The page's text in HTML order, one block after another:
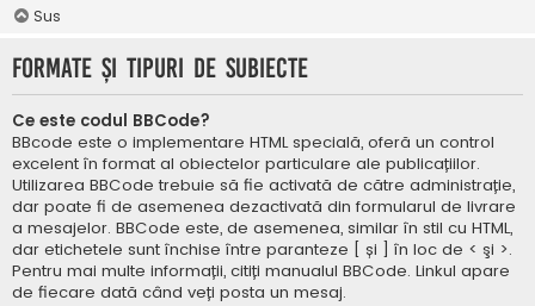
Sus
Formate și tipuri de subiecte
Ce este codul BBCode?
BBcode este o implementare HTML specială, oferă un control
excelent în format al obiectelor particulare ale publicațiilor.
Utilizarea BBCode trebuie să fie activată de către administrație,
dar poate fi de asemenea dezactivată din formularul de livrare
a mesajelor. BBCode este, de asemenea, similar în stil cu HTML,
dar etichetele sunt închise între paranteze [ și ] în loc de < şi >.
Pentru mai multe informații, citiți manualul BBCode. Linkul apare
de fiecare dată când veți posta un mesaj.